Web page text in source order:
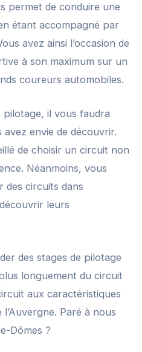
permet de conduire une
étant accompagné par
avez ainsi l’occasion de
à son maximum sur un
coureurs automobiles.
il vous faudra
envie de découvrir.
de choisir un circuit non
Néanmoins, vous
des circuits dans
leurs
des stages de pilotage
longuement du circuit
aux caractéristiques
Paré à nous
Dômes ?